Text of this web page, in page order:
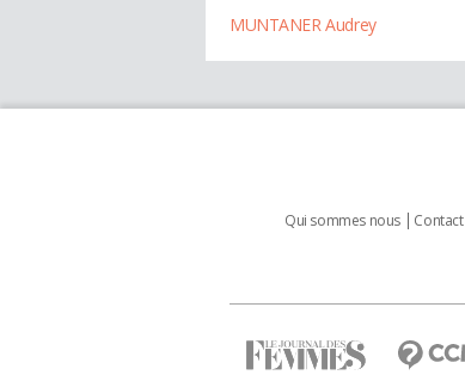
MUNTANER Audrey
Qui sommes nous Contact